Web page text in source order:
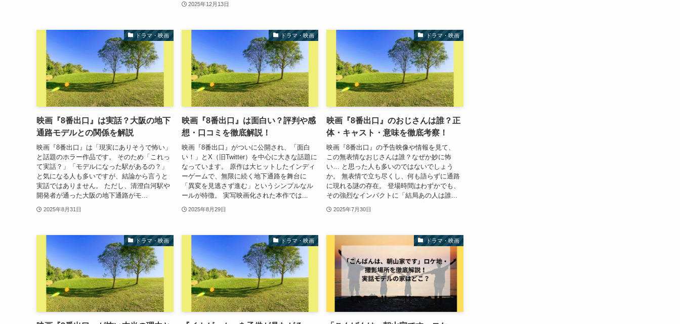
2025年12月13日
ドラマ・映画
映画『8番出口』は実話？大阪の地下
通路モデルとの関係を解説
映画『8番出口』は「現実にありそうで怖い」
と話題のホラー作品です。 そのため「これっ
て実話？」「モデルになった駅があるの？」
と気になる人も多いですが、結論から言うと
実話ではありません。 ただし、清澄白河駅や
開発者が通った大阪の地下通路がモ...
2025年8月31日
ドラマ・映画
映画『8番出口』は面白い？評判や感
想・口コミを徹底解説！
映画『8番出口』がついに公開され、「面白
い！」とX（旧Twitter）を中心に大きな話題に
なっています。 原作は大ヒットしたインディ
ーゲームで、無限に続く地下通路を舞台に
「異変を見逃さず進む」というシンプルなル
ールが特徴。 実写映画化された本作では...
2025年8月29日
ドラマ・映画
映画『8番出口』のおじさんは誰？正
体・キャスト・意味を徹底考察！
映画『8番出口』の予告映像や情報を見て、
この無表情なおじさんは誰？なぜか妙に怖
い… と思った人も多いのではないでしょう
か。 無表情で立ち尽くし、何も語らずに通路
に現れる謎の存在。 登場時間はわずかでも、
その強烈なインパクトに「結局あの人は誰...
2025年7月30日
ドラマ・映画 ドラマ・映画 ドラマ・映画